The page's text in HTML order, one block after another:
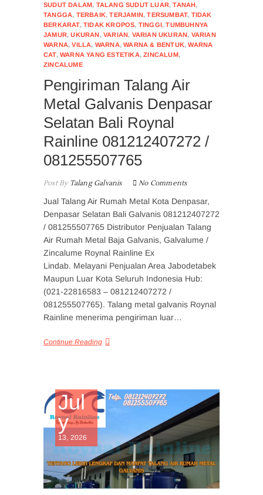
SUDUT DALAM, TALANG SUDUT LUAR,TANAH,
TANGGA, TERBAIK,TERJAMIN,TERSUMBAT, TIDAK
BERKARAT,TIDAK KROPOS, TINGGI,TUMBUHNYA
JAMUR,UKURAN,VARIAN, VARIAN UKURAN, VARIAN
WARNA,VILLA, WARNA,WARNA & BENTUK,WARNA
CAT,WARNA YANG ESTETIKA,ZINCALUM,
ZINCALUME
Pengiriman Talang Air
Metal Galvanis Denpasar
Selatan Bali Roynal
Rainline 081212407272 /
081255507765
Post ByTalang Galvanis No Comments
Jual Talang Air Rumah Metal Kota Denpasar,
Denpasar Selatan Bali Galvanis 081212407272
/ 081255507765 Distributor Penjualan Talang
Air Rumah Metal Baja Galvanis, Galvalume /
Zincalume Roynal Rainline Ex
Lindab. Melayani Penjualan Area Jabodetabek
Maupun Luar Kota Seluruh Indonesia Hub:
(021-22816583 – 081212407272 /
081255507765). Talang metal galvanis Roynal
Rainline menerima pengiriman luar…
Continue Reading
Jul
y
13, 2026